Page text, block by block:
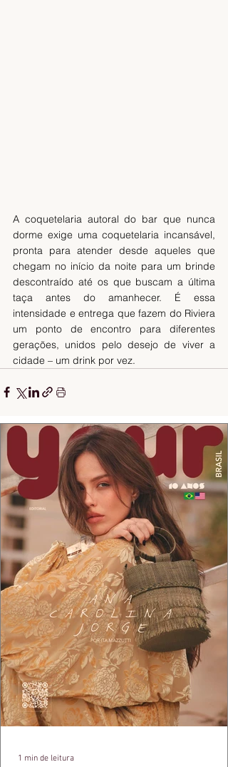
A coquetelaria autoral do bar que nunca
dorme exige uma coquetelaria incansável,
pronta para atender desde aqueles que
chegam no início da noite para um brinde
descontraído até os que buscam a última
taça antes do amanhecer. É essa
intensidade e entrega que fazem do Riviera
um ponto de encontro para diferentes
gerações, unidos pelo desejo de viver a
cidade – um drink por vez.
1 min de leitura